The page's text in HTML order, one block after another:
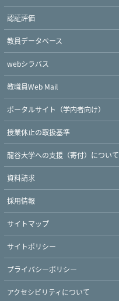
認証評価
教員データベース
webシラバス
教職員Web Mail
ポータルサイト（学内者向け）
授業休止の取扱基準
龍谷大学への支援（寄付）について
資料請求
採用情報
サイトマップ
サイトポリシー
プライバシーポリシー
アクセシビリティについて